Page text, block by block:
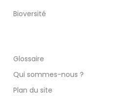
Bioversité
Glossaire
Qui sommes-nous ?
Plan du site